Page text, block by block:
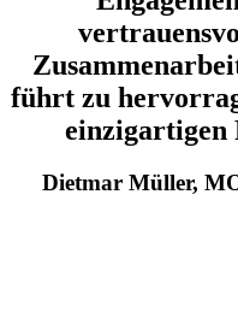
führt zu
einzigartigen
Dietmar Müller,